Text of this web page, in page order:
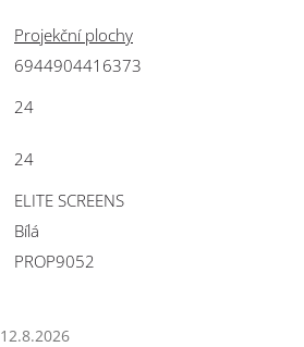
12.8.2026
Projekční plochy
6944904416373
24
24
ELITE SCREENS
Bílá
PROP9052